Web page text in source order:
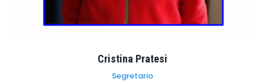
Cristina Pratesi
Segretario